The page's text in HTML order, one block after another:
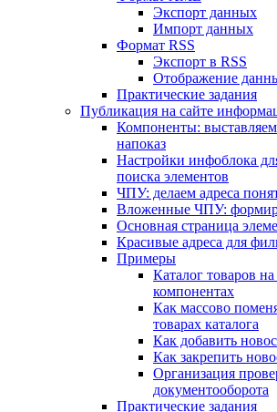
Экспорт данных
Импорт данных
Формат RSS
Экспорт в RSS
Отображение
Практические задания
Публикация на сайте
Компоненты:
напоказ
Настройки инфоблока
поиска элементов
ЧПУ: делаем адреса
Вложенные ЧПУ:
Основная страница
Красивые адреса для
Примеры
Каталог товаров
компонентах
Как массово
товарах каталога
Как добавить
Как закрепить
Организация
документооборота
Практические задания